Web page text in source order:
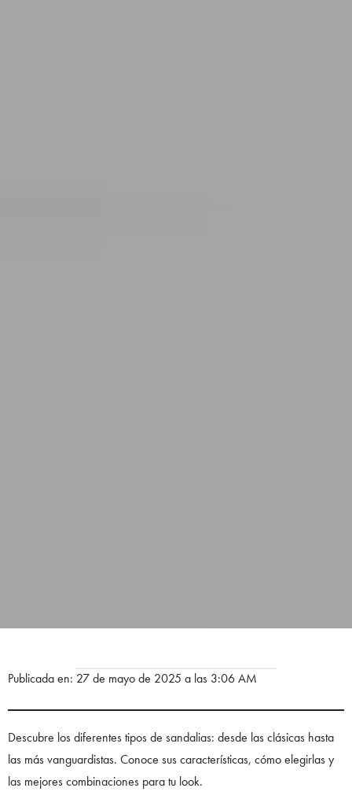
Publicada en: 27 de mayo de 2025 a las 3:06 AM
Descubre los diferentes tipos de sandalias: desde las clásicas hasta
las más vanguardistas. Conoce sus características, cómo elegirlas y
las mejores combinaciones para tu look.